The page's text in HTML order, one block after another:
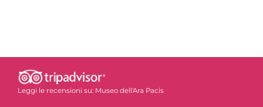
Leggi le recensioni su: Museo dell'Ara Pacis